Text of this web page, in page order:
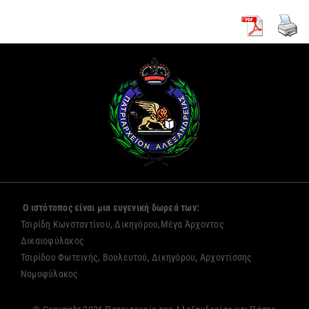
Ο ιστότοπος είναι μια ευγενική δωρεά των:
Τσιρίδη Κωνσταντίνου, Δικηγόρου,Μέγα Άρχοντος
Δικαιοφύλακος
Τσιρίδου Φωτεινής, Βουλευτού, Δικηγόρου, Αρχοντίσσης
Νομοφύλακος